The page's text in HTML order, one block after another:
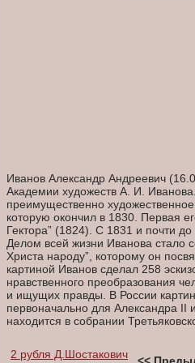
Иванов Александр Андреевич
Академии художеств А. И.
преимущественно
которую окончил в 1830. Первая
Гектора” (1824). С 1831 и почти
Делом всей жизни Иванова стало
Христа народу”, которому он
картиной Иванов сделал 258
нравственного преобразования
и ищущих правды. В России
первоначально для Александра
находится в собрании
2 рубля Д.Шостакович